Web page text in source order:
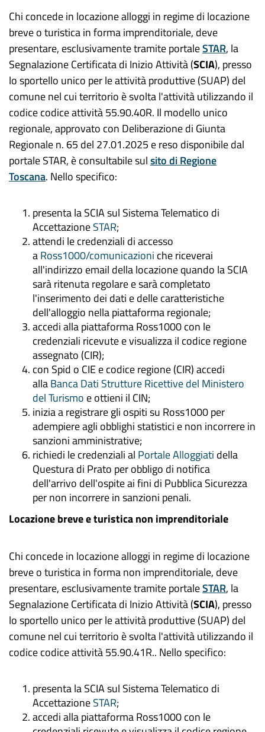
Chi concede in locazione alloggi in regime di locazione
breve o turistica in forma imprenditoriale, deve
presentare, esclusivamente tramite portaleSTAR, la
Segnalazione Certificata di Inizio Attività (SCIA), presso
lo sportello unico per le attività produttive (SUAP) del
comune nel cui territorio è svolta l'attività utilizzando il
codice codice attività 55.90.40R. Il modello unico
regionale, approvato con Deliberazione di Giunta
Regionale n. 65 del 27.01.2025 e reso disponibile dal
portale STAR, è consultabile sulsito di Regione
Toscana. Nello specifico:
presenta la SCIA sul Sistema Telematico di
AccettazioneSTAR;
attendi le credenziali di accesso
aRoss1000/comunicazioni che riceverai
all'indirizzo email della locazione quando la SCIA
sarà ritenuta regolare e sarà completato
l'inserimento dei dati e delle caratteristiche
dell'alloggio nella piattaforma regionale;
accedi alla piattaforma Ross1000 con le
credenziali ricevute e visualizza il codice regione
assegnato (CIR);
con Spid o CIE e codice regione (CIR) accedi
allaBanca Dati Strutture Ricettive del Ministero
del Turismo e ottieni il CIN;
inizia a registrare gli ospiti su Ross1000 per
adempiere agli obblighi statistici e non incorrere in
sanzioni amministrative;
richiedi le credenziali al Portale Alloggiati della
Questura di Prato per obbligo di notifica
dell'arrivo dell'ospite ai fini di Pubblica Sicurezza
per non incorrere in sanzioni penali.
Locazione breve e turistica non imprenditoriale
Chi concede in locazione alloggi in regime di locazione
breve o turistica in forma non imprenditoriale, deve
presentare, esclusivamente tramite portaleSTAR, la
Segnalazione Certificata di Inizio Attività (SCIA), presso
lo sportello unico per le attività produttive (SUAP) del
comune nel cui territorio è svolta l'attività utilizzando il
codice codice attività 55.90.41R.. Nello specifico:
presenta la SCIA sul Sistema Telematico di
AccettazioneSTAR;
accedi alla piattaforma Ross1000 con le